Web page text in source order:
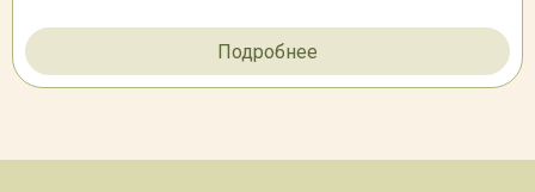
Подробнее